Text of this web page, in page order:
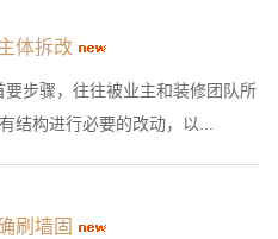
体拆改
步骤，往往被业主和装修团队所
结构进行必要的改动，以...
刷墙固